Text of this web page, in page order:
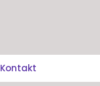
Kontakt